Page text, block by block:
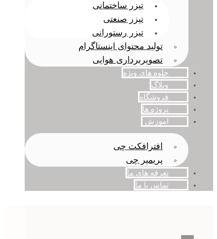
تیزر ساختمانی
تیزر صنعتی
تیزر رستورانی
تولید محتوای اینستاگرام
تصویربرداری هوایی
جلوه های ویژه
وبلاگ
فروشگاه
پروژه ها
آموزش
افترافکت چی
پریمیر چی
تعرفه های ما
تماس با ما